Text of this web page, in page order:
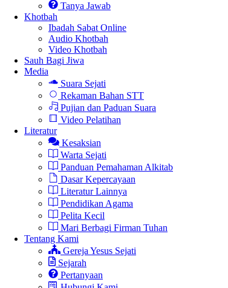
Tanya Jawab
Khotbah
Ibadah Sabat Online
Audio Khotbah
Video Khotbah
Sauh Bagi Jiwa
Media
Suara Sejati
Rekaman Bahan STT
Pujian dan Paduan Suara
Video Pelatihan
Literatur
Kesaksian
Warta Sejati
Panduan Pemahaman Alkitab
Dasar Kepercayaan
Literatur Lainnya
Pendidikan Agama
Pelita Kecil
Mari Berbagi Firman Tuhan
Tentang Kami
Gereja Yesus Sejati
Sejarah
Pertanyaan